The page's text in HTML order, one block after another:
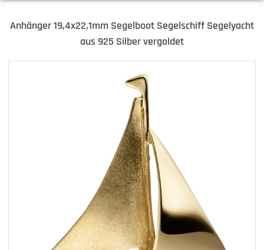
Anhänger 19,4x22,1mm Segelboot Segelschiff Segelyacht
aus 925 Silber vergoldet